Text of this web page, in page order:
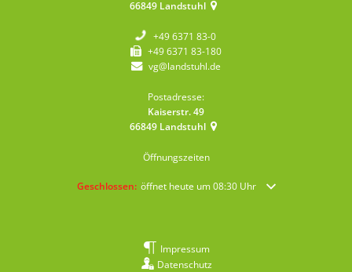
66849 Landstuhl
+49 6371 83-0
+49 6371 83-180
vg@landstuhl.de
Postadresse:
Kaiserstr. 49
66849 Landstuhl
Öffnungszeiten
Klicken, um weitere Öffnungs- oder Schließzeiten
Geschlossen: öffnet heute um 08:30 Uhr
Impressum
Datenschutz